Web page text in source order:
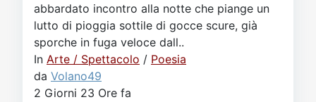
abbardato incontro alla notte che piange un
lutto di pioggia sottile di gocce scure, già
sporche in fuga veloce dall..
In Arte / Spettacolo / Poesia
da Volano49
2 Giorni 23 Ore fa